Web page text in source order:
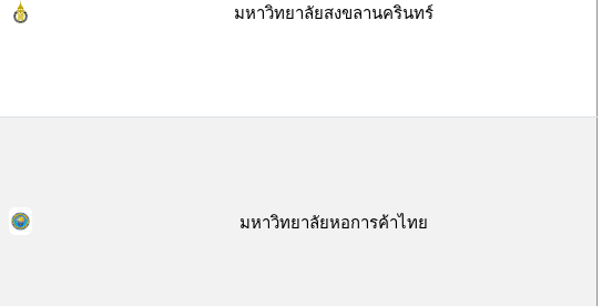
มหาวิทยาลัยสงขลานครินทร์
มหาวิทยาลัยหอการค้าไทย